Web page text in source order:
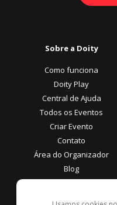
Sobre a Doity
Como funciona
Doity Play
Central de Ajuda
Todos os Eventos
Criar Evento
Contato
Área do Organizador
Blog
Área do Participante